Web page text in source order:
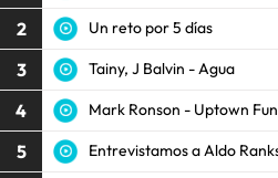
2 Un reto por 5 días
3 Tainy, J Balvin - Agua
4 Mark Ronson - Uptown
5 Entrevistamos a Aldo